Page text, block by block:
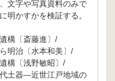
文字や写真資料のみで
明かすかを検証する。
構〔斎藤進〕/
明治〔水本和美〕/
構〔浅野敏昭〕/
土器―近世江戸地域の